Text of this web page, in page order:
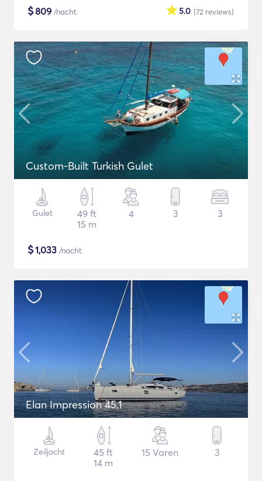
$809 /nacht (72 reviews)
5.0
Custom-Built Turkish Gulet
Gulet
49 ft
15 m
4 3 3
$1,033 /nacht
Elan Impression 45.1
Zeiljacht
45 ft
14 m
15 Varen 3